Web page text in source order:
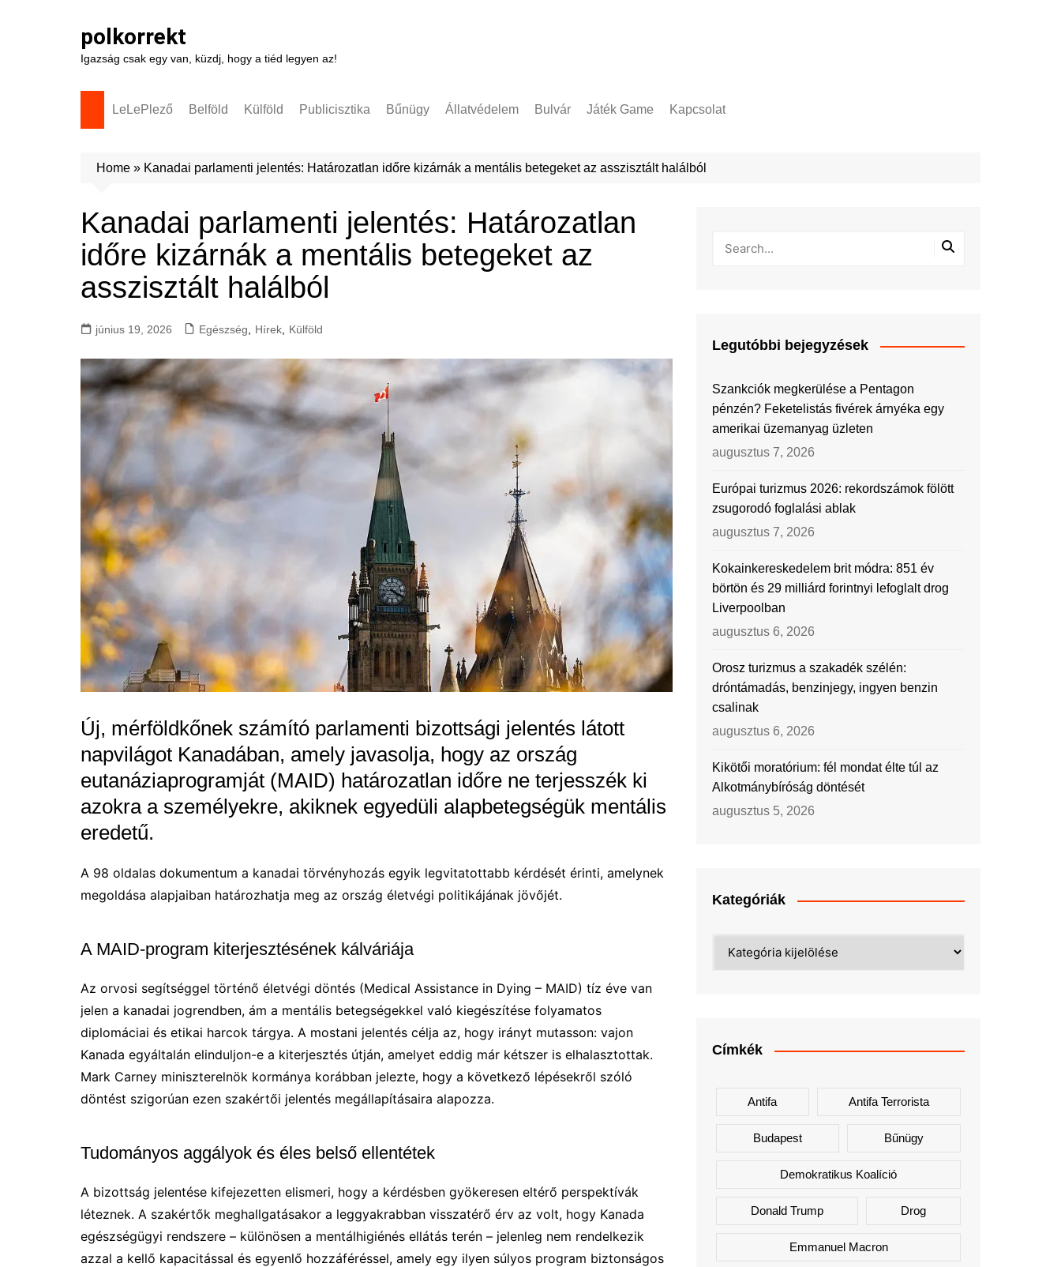
polkorrekt
Igazság csak egy van, küzdj, hogy a tiéd legyen az!
LeLePlező Belföld Külföld Publicisztika Bűnügy Állatvédelem Bulvár Játék Game Kapcsolat
Home » Kanadai parlamenti jelentés: Határozatlan időre kizárnák a mentális betegeket az asszisztált halálból
Kanadai parlamenti jelentés: Határozatlan
időre kizárnák a mentális betegeket az
asszisztált halálból
június 19, 2026 Egészség Hírek Külföld
Új, mérföldkőnek számító parlamenti bizottsági jelentés látott
napvilágot Kanadában, amely javasolja, hogy az ország
eutanáziaprogramját (MAID) határozatlan időre ne terjesszék ki
azokra a személyekre, akiknek egyedüli alapbetegségük mentális
eredetű.
A 98 oldalas dokumentum a kanadai törvényhozás egyik legvitatottabb kérdését érinti, amelynek
megoldása alapjaiban határozhatja meg az ország életvégi politikájának jövőjét.
A MAID-program kiterjesztésének kálváriája
Az orvosi segítséggel történő életvégi döntés (Medical Assistance in Dying – MAID) tíz éve van
jelen a kanadai jogrendben, ám a mentális betegségekkel való kiegészítése folyamatos
diplomáciai és etikai harcok tárgya. A mostani jelentés célja az, hogy irányt mutasson: vajon
Kanada egyáltalán elinduljon-e a kiterjesztés útján, amelyet eddig már kétszer is elhalasztottak.
Mark Carney miniszterelnök kormánya korábban jelezte, hogy a következő lépésekről szóló
döntést szigorúan ezen szakértői jelentés megállapításaira alapozza.
Tudományos aggályok és éles belső ellentétek
A bizottság jelentése kifejezetten elismeri, hogy a kérdésben gyökeresen eltérő perspektívák
léteznek. A szakértők meghallgatásakor a leggyakrabban visszatérő érv az volt, hogy Kanada
egészségügyi rendszere – különösen a mentálhigiénés ellátás terén – jelenleg nem rendelkezik
azzal a kellő kapacitással és egyenlő hozzáféréssel, amely egy ilyen súlyos program biztonságos
Legutóbbi bejegyzések
Szankciók megkerülése a Pentagon
pénzén? Feketelistás fivérek árnyéka egy
amerikai üzemanyag üzleten
augusztus 7, 2026
Európai turizmus 2026: rekordszámok fölött
zsugorodó foglalási ablak
augusztus 7, 2026
Kokainkereskedelem brit módra: 851 év
börtön és 29 milliárd forintnyi lefoglalt drog
Liverpoolban
augusztus 6, 2026
Orosz turizmus a szakadék szélén:
dróntámadás, benzinjegy, ingyen benzin
csalinak
augusztus 6, 2026
Kikötői moratórium: fél mondat élte túl az
Alkotmánybíróság döntését
augusztus 5, 2026
Kategóriák
Címkék
Antifa Antifa Terrorista
Budapest Bűnügy
Demokratikus Koalíció
Donald Trump Drog
Emmanuel Macron